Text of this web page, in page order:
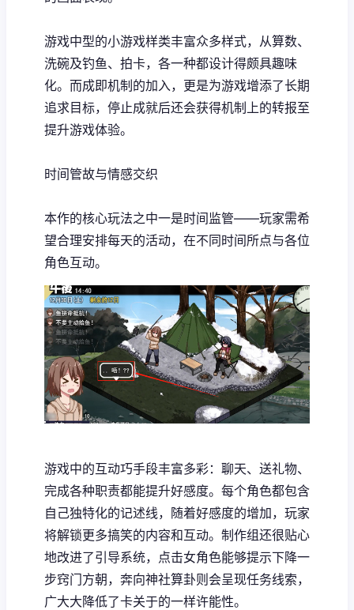
游戏中型的小游戏样类丰富众多样式，从算数、
洗碗及钓鱼、拍卡，各一种都设计得颇具趣味
化。而​​成即机制的加入​​，更是为游戏增添了长期
追求目标，停止成就后还会获得机制上的转报至
提升游戏体验。
时间管故与情感交织
本作的核心玩法之中一是时间监管——玩家需希
望合理安排每天的活动，在不同时间所点与各位
角色互动。
游戏中的​​互动巧手段丰富多彩​​：聊天、送礼物、
完成各种职责都能提升好感度。每个角色都包含
自己独特化的记述线，随着好感度的增加，玩家
将解锁更多搞笑的内容和互动。制作组还很贴心
地改进了引导系统，点击女角色能够提示下降一
步窍门方朝，奔向神社算卦则会呈现任务线索，
广大大降低了卡关于的一样许能性。